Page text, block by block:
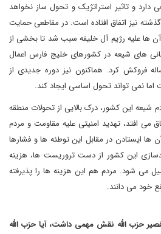
دارد و تاثیر استراتژیک و تحول ساز نخواهد
نیز اتفاق افتاده است. در مقاطعی حمایت
آن ها علیه رژیم آل خلیفه سبب شد تا بخشی از
های شیعه در کشورهای خلیج فارس اعمال
فروکش کرد. هماکنون نیز دوره جدیدی از
اما نمی تواند تحول اساسی ایجاد کند.
شیعه این کشور، درک بالایی از تحولات منطقه
می افتد، تهدید امنیتی علیه مقاومت و مردم
ها ایستادن در مقابل این توطئه ها و فشارها
این کشور از دست تروریست ها، هزینه
می شود. مردم هم این هزینه ها را پذیرفته
خود می دانند.
حزب الله نقش مهمی داشت، آیا حزب الله